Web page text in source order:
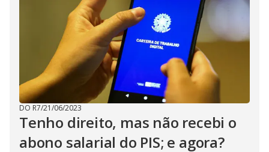
DO R7/21/06/2023
Tenho direito, mas não recebi o
abono salarial do PIS; e agora?